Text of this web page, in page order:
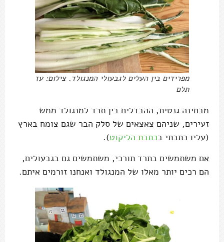
מפרידים בין העלים לגבעולי המנגולד. צילום: עז
תלם
מבחינה גנטית, ההבדלים בין תרד למנגולד ממש
זעירים, שניהם צאצאים של סלק הבר שגם צומח בארץ
(עליו כתבתי בכתבת הליקוט).
אם משתמשים בתרד תורכי, משתמשים גם בגבעולים,
הם רכים יותר מאלו של המנגולד ואנחנו זורמים איתם.